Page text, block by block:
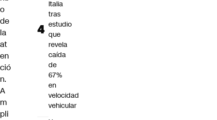
o
de
la
at
en
ció
n.
A
m
pli
Italia
tras
estudio
que
revela
caída
de
67%
en
velocidad
vehicular